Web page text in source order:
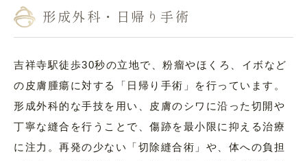
形成外科・日帰り手術
吉祥寺駅徒歩30秒の立地で、粉瘤やほくろ、イボなど
の皮膚腫瘍に対する「日帰り手術」を行っています。
形成外科的な手技を用い、皮膚のシワに沿った切開や
丁寧な縫合を行うことで、傷跡を最小限に抑える治療
に注力。再発の少ない「切除縫合術」や、体への負担